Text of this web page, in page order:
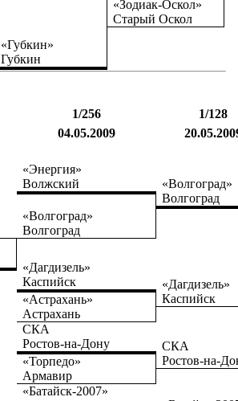
«Зодиак-Оскол»
Старый Оскол
«Губкин»
Губкин
1/256
1/128
04.05.2009
«Энергия»
Волжский
«Волгоград»
Волгоград
«Волгоград»
Волгоград
«Дагдизель»
Каспийск
«Дагдизель»
Каспийск
«Астрахань»
Астрахань
СКА
Ростов-на-
СКА
Ростов-на-Дону
«Торпедо»
Армавир
«Батайск-2007»